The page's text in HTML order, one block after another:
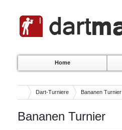
Home
Dart-Turniere Bananen Turnier
Bananen Turnier